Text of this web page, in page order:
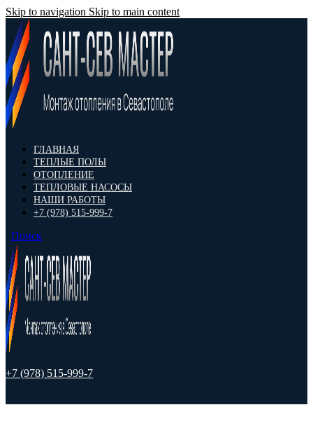
Skip to navigation Skip to main content
ГЛАВНАЯ
ТЕПЛЫЕ ПОЛЫ
ОТОПЛЕНИЕ
ТЕПЛОВЫЕ НАСОСЫ
НАШИ РАБОТЫ
+7 (978) 515-999-7
Поиск
+7 (978) 515-999-7